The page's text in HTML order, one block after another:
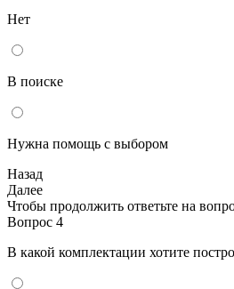
Нет
В поиске
Нужна помощь с выбором
Назад
Далее
Чтобы продолжить ответьте на
Вопрос 4
В какой комплектации хотите